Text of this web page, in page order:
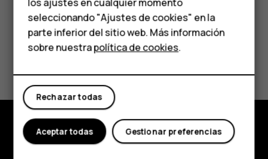
Para empresas
Tabletas
Tienda
Mi cuenta
¿Te ha parecido útil?
Sí No
Tienda
seleccionando "Ajustes de cookies" en la
parte inferior del sitio web. Más información
sobre nuestrapolítica de cookies.
Rechazar todas
Gestionar preferencias
Aceptar todas